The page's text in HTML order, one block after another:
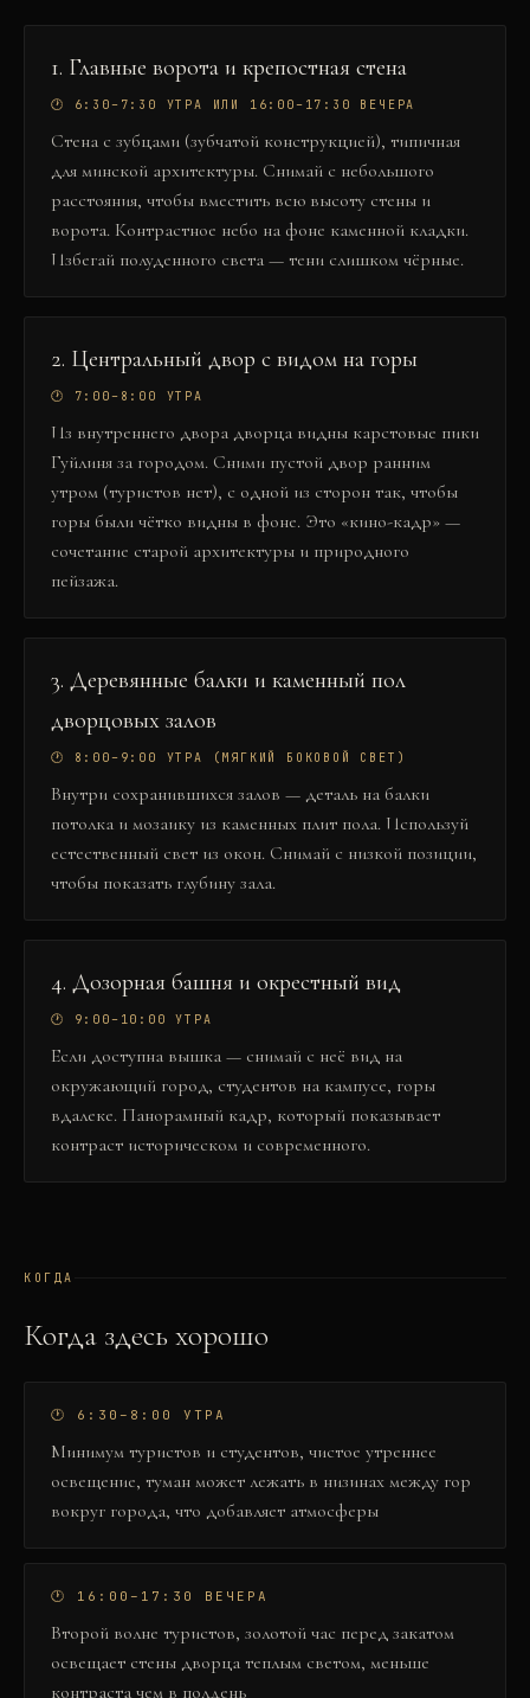
1. Главные ворота и крепостная стена
🕐 6:30–7:30 УТРА ИЛИ 16:00–17:30 ВЕЧЕРА
Стена с зубцами (зубчатой конструкцией), типичная
для минской архитектуры. Снимай с небольшого
расстояния, чтобы вместить всю высоту стены и
ворота. Контрастное небо на фоне каменной кладки.
Избегай полуденного света — тени слишком чёрные.
2. Центральный двор с видом на горы
🕐 7:00–8:00 УТРА
Из внутреннего двора дворца видны карстовые пики
Гуйлиня за городом. Сними пустой двор ранним
утром (туристов нет), с одной из сторон так, чтобы
горы были чётко видны в фоне. Это «кино-кадр» —
сочетание старой архитектуры и природного
пейзажа.
3. Деревянные балки и каменный пол
дворцовых залов
🕐 8:00–9:00 УТРА (МЯГКИЙ БОКОВОЙ СВЕТ)
Внутри сохранившихся залов — деталь на балки
потолка и мозаику из каменных плит пола. Используй
естественный свет из окон. Снимай с низкой позиции,
чтобы показать глубину зала.
4. Дозорная башня и окрестный вид
🕐 9:00–10:00 УТРА
Если доступна вышка — снимай с неё вид на
окружающий город, студентов на кампусе, горы
вдалеке. Панорамный кадр, который показывает
контраст историческом и современного.
КОГДА
Когда здесь хорошо
🕐 6:30–8:00 УТРА
Минимум туристов и студентов, чистое утреннее
освещение, туман может лежать в низинах между гор
вокруг города, что добавляет атмосферы
🕐 16:00–17:30 ВЕЧЕРА
Второй волне туристов, золотой час перед закатом
освещает стены дворца теплым светом, меньше
контраста чем в полдень